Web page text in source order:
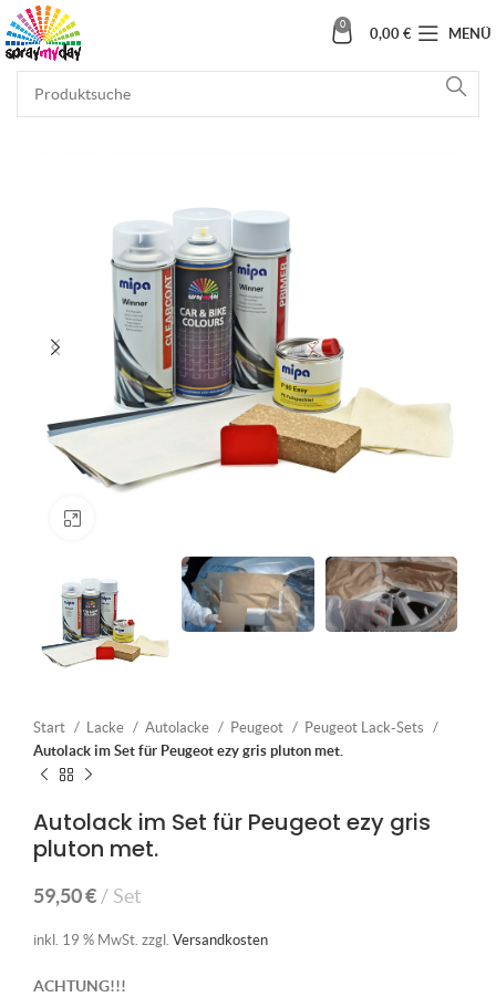
0
0,00 € MENÜ
Start Lacke Autolacke Peugeot
Peugeot Lack-Sets
Autolack im Set für Peugeot ezy gris pluton met.
Autolack im Set für Peugeot ezy gris
pluton met.
59,50€ Set
inkl. 19 % MwSt. zzgl. Versandkosten
ACHTUNG!!!